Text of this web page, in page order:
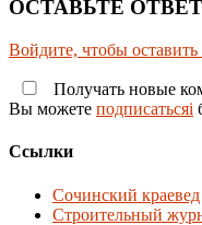
ОСТАВЬТЕ ОТВЕТ
Войдите, чтобы
Получать новые
Вы можете подписатьсяi
Ссылки
Сочинский краевед
Строительный